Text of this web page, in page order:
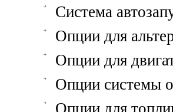
Система
Опции для
Опции для
Опции системы
Опции для